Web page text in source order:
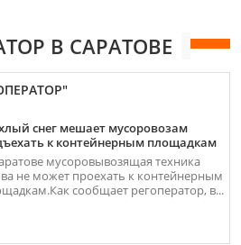
В САРАТОВЕ
снег мешает мусоровозам
к контейнерным площадкам
мусоровывозящая техника
не может проехать к контейнерным
сообщает регоператор, в...